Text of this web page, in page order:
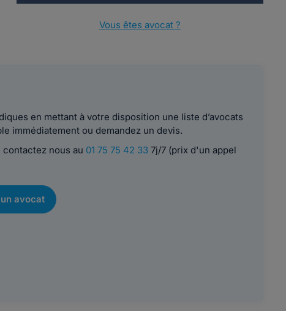
Vous êtes avocat ?
en mettant à votre disposition une liste d’avocats
immédiatement ou demandez un devis.
nous au 01 75 75 42 337j/7 (prix d'un appel
avocat